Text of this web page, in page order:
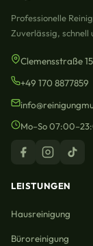
Professionelle
Zuverlässig, schnell
Clemensstraße
+49 170 8877859
Mo–So
LEISTUNGEN
Hausreinigung
Büroreinigung